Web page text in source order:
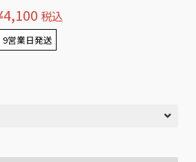
税込
9営業日発送